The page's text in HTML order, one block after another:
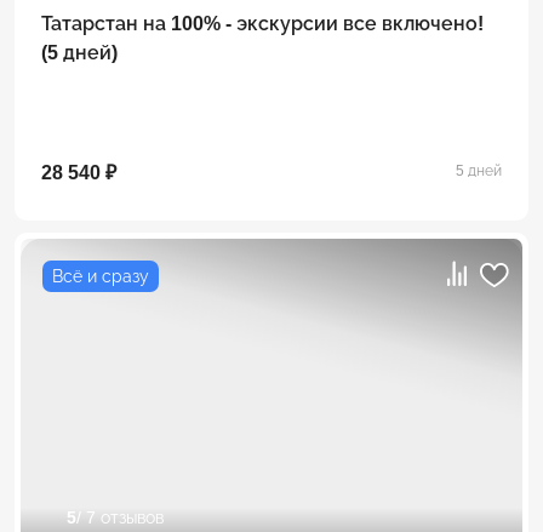
Татарстан на 100% - экскурсии все включено!
(5 дней)
28 540 ₽ 5 дней
Всё и сразу
5/ 7 отзывов